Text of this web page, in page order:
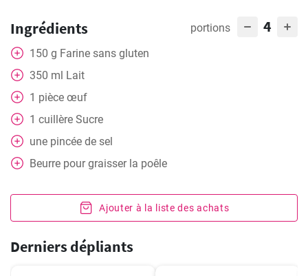
Ingrédients portions 4
150 g Farine sans gluten
350 ml Lait
1 pièce œuf
1 cuillère Sucre
une pincée de sel
Beurre pour graisser la poêle
Ajouter à la liste des achats
Derniers dépliants